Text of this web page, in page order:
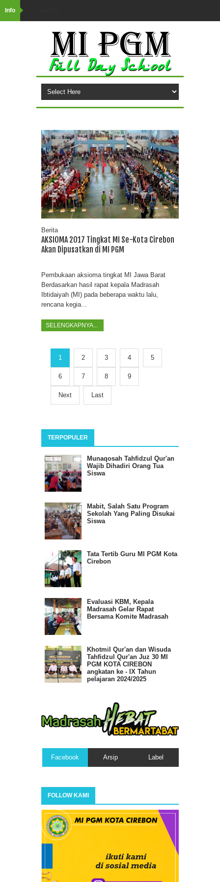
Info
Berita
AKSIOMA 2017 Tingkat MI Se-Kota Cirebon
Akan Dipusatkan di MI PGM
Pembukaan aksioma tingkat MI Jawa Barat
Berdasarkan hasil rapat kepala Madrasah
Ibtidaiyah (MI) pada beberapa waktu lalu,
rencana kegia...
SELENGKAPNYA...
1 2 3 4 5
6 7 8 9
Next Last
TERPOPULER
Munaqosah Tahfidzul Qur'an
Wajib Dihadiri Orang Tua
Siswa
Mabit, Salah Satu Program
Sekolah Yang Paling Disukai
Siswa
Tata Tertib Guru MI PGM Kota
Cirebon
Evaluasi KBM, Kepala
Madrasah Gelar Rapat
Bersama Komite Madrasah
Khotmil Qur'an dan Wisuda
Tahfidzul Qur'an Juz 30 MI
PGM KOTA CIREBON
angkatan ke - IX Tahun
pelajaran 2024/2025
Facebook Arsip Label
FOLLOW KAMI